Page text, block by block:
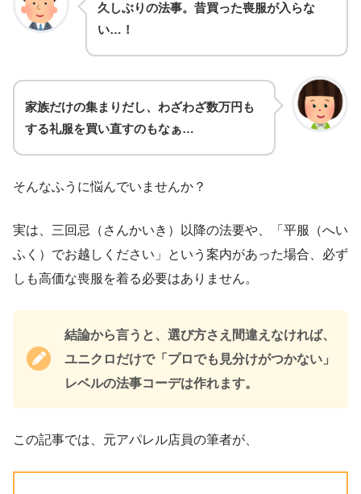
久しぶりの法事。昔買った喪服が入らな
い…！
家族だけの集まりだし、わざわざ数万円も
する礼服を買い直すのもなぁ…
そんなふうに悩んでいませんか？
実は、三回忌（さんかいき）以降の法要や、「平服（へい
ふく）でお越しください」という案内があった場合、必ず
しも高価な喪服を着る必要はありません。
結論から言うと、選び方さえ間違えなければ、
ユニクロだけで「プロでも見分けがつかない」
レベルの法事コーデは作れます。
この記事では、元アパレル店員の筆者が、